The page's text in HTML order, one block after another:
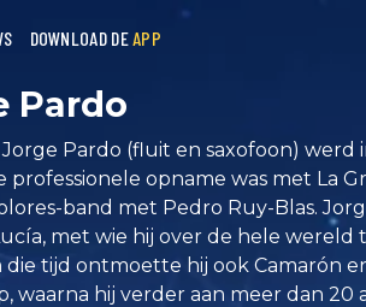
DOWNLOAD DEAPP
Pardo
Pardo (fluit en saxofoon) werd
professionele opname was met La
band met Pedro Ruy-Blas.
met wie hij over de hele
die tijd ontmoette hij ook Camarón
waarna hij verder aan meer dan 20